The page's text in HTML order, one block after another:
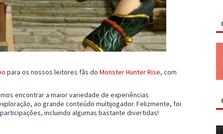
para os nossos leitores fãs do Monster Hunter Rise, com
encontrar a maior variedade de experiências
ao grande conteúdo multijogador. Felizmente, foi
incluindo algumas bastante divertidas!